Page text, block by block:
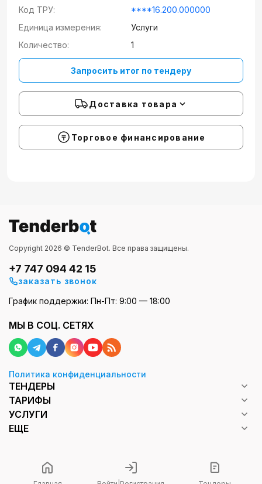
Код ТРУ:
****16.200.000000
Единица измерения:
Услуги
Количество:
1
Запросить итог по тендеру
Доставка товара
Торговое финансирование
Copyright 2026 © TenderBot. Все права защищены.
+7 747 094 42 15
заказать звонок
График поддержки: Пн-Пт: 9:00 — 18:00
МЫ В СОЦ. СЕТЯХ
Политика конфиденциальности
ТЕНДЕРЫ
ТАРИФЫ
УСЛУГИ
ЕЩЕ